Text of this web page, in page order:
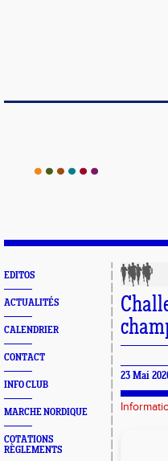
EDITOS
ACTUALITÉS
CALENDRIER
CONTACT
INFO CLUB
MARCHE NORDIQUE
COTATIONS
RÈGLEMENTS
23 Mai